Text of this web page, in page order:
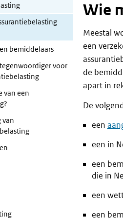
bemiddelaars
voor
van een
van
Wie
Meestal
een
de
apart in
De
een
een in
een
die in
een
een